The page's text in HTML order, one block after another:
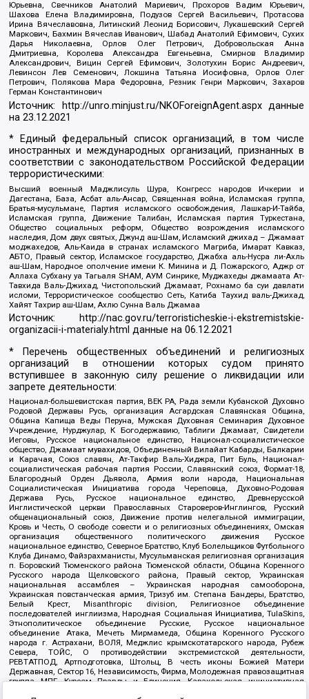
Юрьевна, Свечников Анатолий Мариевич, Прохоров Вадим Юрьевич,
Шахова Елена Владимировна, Подузов Сергей Васильевич, Протасова
Ирина Вячеславовна, Литинский Леонид Борисович, Лукашевский Сергей
Маркович, Бахмин Вячеслав Иванович, Шабад Анатолий Ефимович, Сухих
Дарья Николаевна, Орлов Олег Петрович, Добровольская Анна
Дмитриевна, Королева Александра Евгеньевна, Смирнов Владимир
Александрович, Вицин Сергей Ефимович, Золотухин Борис Андреевич,
Левинсон Лев Семенович, Локшина Татьяна Иосифовна, Орлов Олег
Петрович, Полякова Мара Федоровна, Резник Генри Маркович, Захаров
Герман Константинович
Источник: http://unro.minjust.ru/NKOForeignAgent.aspxданные
на23.12.2021
* Единый федеральный список организаций, в том числе
иностранных и международных организаций, признанных в
соответствии с законодательством Российской Федерации
террористическими:
Высший военный Маджлисуль Шура, Конгресс народов Ичкерии и
Дагестана, База, Асбат аль-Ансар, Священная война, Исламская группа,
Братья-мусульмане, Партия исламского освобождения, Лашкар-И-Тайба,
Исламская группа, Движение Талибан, Исламская партия Туркестана,
Общество социальных реформ, Общество возрождения исламского
наследия, Дом двух святых, Джунд аш-Шам, Исламский джихад – Джамаат
моджахедов, Аль-Каида в странах исламского Магриба, Имарат Кавказ,
АБТО, Правый сектор, Исламское государство, Джабха аль-Нусра ли-Ахль
аш-Шам, Народное ополчение имени К. Минина и Д. Пожарского, Аджр от
Аллаха Субхану уа Тагьаля SHAM, АУМ Синрике, Муджахеды джамаата Ат-
Тавхида Валь-Джихад, Чистопольский Джамаат, Рохнамо ба суи давлати
исломи, Террористическое сообщество Сеть, Катиба Таухид валь-Джихад,
Хайят Тахрир аш-Шам, Ахлю Сунна Валь Джамаа
Источник:
http://nac.gov.ru/terroristicheskie-i-ekstremistskie-
organizacii-i-materialy.html данные на06.12.2021
* Перечень общественных объединений и религиозных
организаций в отношении которых судом принято
вступившее в законную силу решение о ликвидации или
запрете деятельности:
Национал-большевистская партия, ВЕК РА, Рада земли Кубанской Духовно
Родовой Державы Русь, организация Асгардская Славянская Община,
Община Капища Веды Перуна, Мужская Духовная Семинария Духовное
Учреждение, Нурджулар, К Богодержавию, Таблиги Джамаат, Свидетели
Иеговы, Русское национальное единство, Национал-социалистическое
общество, Джамаат мувахидов, Объединенный Вилайат Кабарды, Балкарии
и Карачая, Союз славян, Ат-Такфир Валь-Хиджра, Пит Буль, Национал-
социалистическая рабочая партия России, Славянский союз, Формат-18,
Благородный Орден Дьявола, Армия воли народа, Национальная
Социалистическая Инициатива города Череповца, Духовно-Родовая
Держава Русь, Русское национальное единство, Древнерусской
Инглистической церкви Православных Староверов-Инглингов, Русский
общенациональный союз, Движение против нелегальной иммиграции,
Кровь и Честь, О свободе совести и о религиозных объединениях, Омская
организация общественного политического движения Русское
национальное единство, Северное Братство, Клуб Болельщиков Футбольного
Клуба Динамо, Файзрахманисты, Мусульманская религиозная организация
п. Боровский Тюменского района Тюменской области, Община Коренного
Русского народа Щелковского района, Правый сектор, Украинская
национальная ассамблея – Украинская народная самооборона,
Украинская повстанческая армия, Тризуб им. Степана Бандеры, Братство,
Белый Крест, Misanthropic division, Религиозное объединение
последователей инглиизма, Народная Социальная Инициатива, TulaSkins,
Этнополитическое объединение Русские, Русское национальное
объединение Атака, Мечеть Мирмамеда, Община Коренного Русского
народа г. Астрахани, ВОЛЯ, Меджлис крымскотатарского народа, Рубеж
Севера, ТОЙС, О противодействии экстремистской деятельности,
РЕВТАТПОД, Артподготовка, Штольц, В честь иконы Божией Матери
Державная, Сектор 16, Независимость, Фирма, Молодежная правозащитная
группа МПГ, Курсом Правды и Единения, Каракольская инициативная